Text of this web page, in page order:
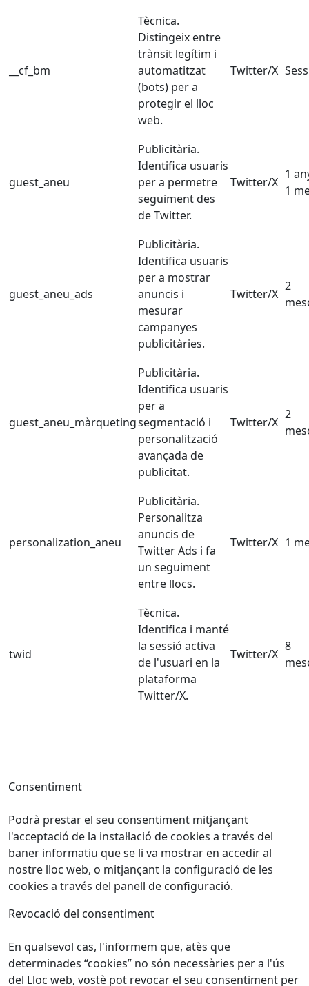
__cf_bm
Tècnica.
Distingeix entre
trànsit legítim i
automatitzat
(bots) per a
protegir el lloc
web.
Twitter/X
guest_aneu
Publicitària.
Identifica usuaris
per a permetre
seguiment des
de Twitter.
Twitter/X
1
1
guest_aneu_ads
Publicitària.
Identifica usuaris
per a mostrar
anuncis i
mesurar
campanyes
publicitàries.
Twitter/X
2
guest_aneu_màrqueting
Publicitària.
Identifica usuaris
per a
segmentació i
personalització
avançada de
publicitat.
Twitter/X
2
personalization_aneu
Publicitària.
Personalitza
anuncis de
Twitter Ads i fa
un seguiment
entre llocs.
Twitter/X 1
twid
Tècnica.
Identifica i manté
la sessió activa
de l'usuari en la
plataforma
Twitter/X.
Twitter/X
8
Consentiment
Podrà prestar el seu consentiment mitjançant
l'acceptació de la instal·lació de cookies a través del
baner informatiu que se li va mostrar en accedir al
nostre lloc web, o mitjançant la configuració de les
cookies a través del panell de configuració.
Revocació del consentiment
En qualsevol cas, l'informem que, atès que
determinades “cookies” no són necessàries per a l'ús
del Lloc web, vostè pot revocar el seu consentiment per